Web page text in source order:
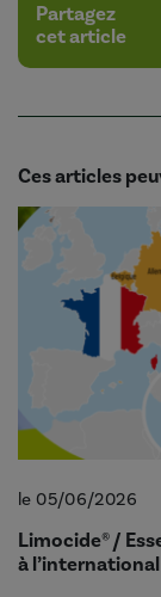
Partagez
cet article
Ces articles
le 05/06/2026
Limocide® /
à